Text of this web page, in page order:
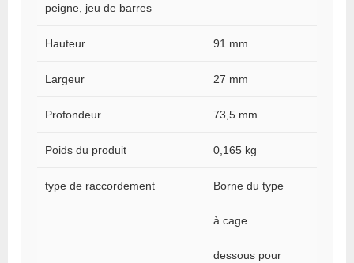
peigne, jeu de barres
Hauteur 91 mm
Largeur 27 mm
Profondeur 73,5 mm
Poids du produit 0,165 kg
type de raccordement Borne du type
à cage
dessous pour